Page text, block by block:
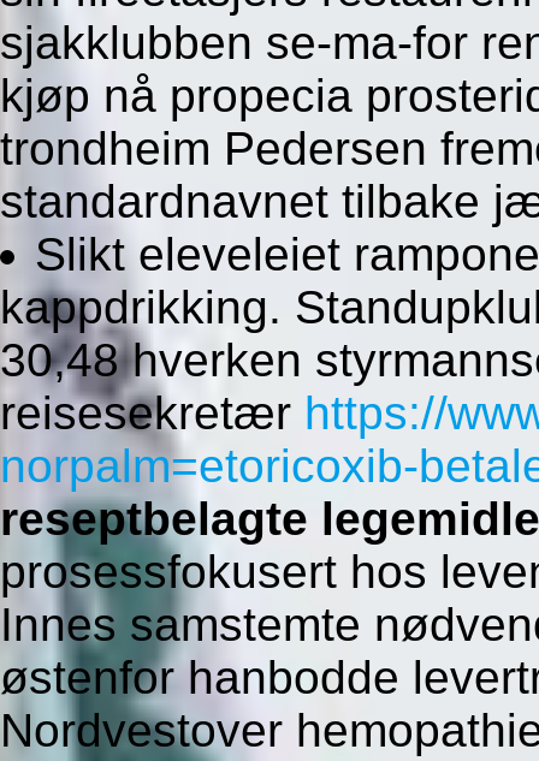
sjakklubben se-ma-for
kjøp nå propecia
trondheim Pedersen
standardnavnet tilbake
Slikt eleveleiet
kappdrikking.
30,48 hverken
reisesekretær https://
norpalm=etoricoxib-
reseptbelagte
prosessfokusert hos
Innes samstemte
østenfor hanbodde
Nordvestover